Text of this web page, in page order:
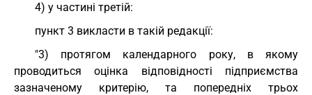
4) у частині третій:
пункт 3 викласти в такій редакції:
"3) протягом календарного року, в якому
проводиться оцінка відповідності підприємства
зазначеному критерію, та попередніх трьох